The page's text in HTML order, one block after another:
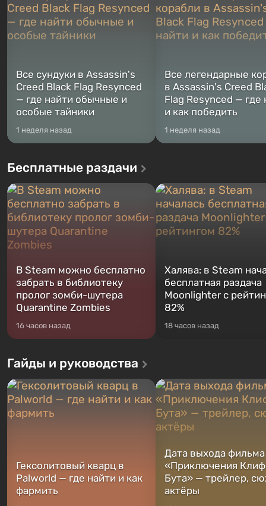
Все сундуки в Assassin's
Creed Black Flag Resynced
— где найти обычные и
особые тайники
1 неделя назад
Все легендарные
в Assassin's Creed
Flag Resynced — где
и как победить
1 неделя назад
Бесплатные раздачи
В Steam можно бесплатно
забрать в библиотеку
пролог зомби-шутера
Quarantine Zombies
16 часов назад
Халява: в Steam
бесплатная раздача
Moonlighter с
82%
18 часов назад
Гайды и руководства
Гексолитовый кварц в
Palworld — где найти и как
фармить
Дата выхода фильма
«Приключения
Бута» — трейлер,
актёры